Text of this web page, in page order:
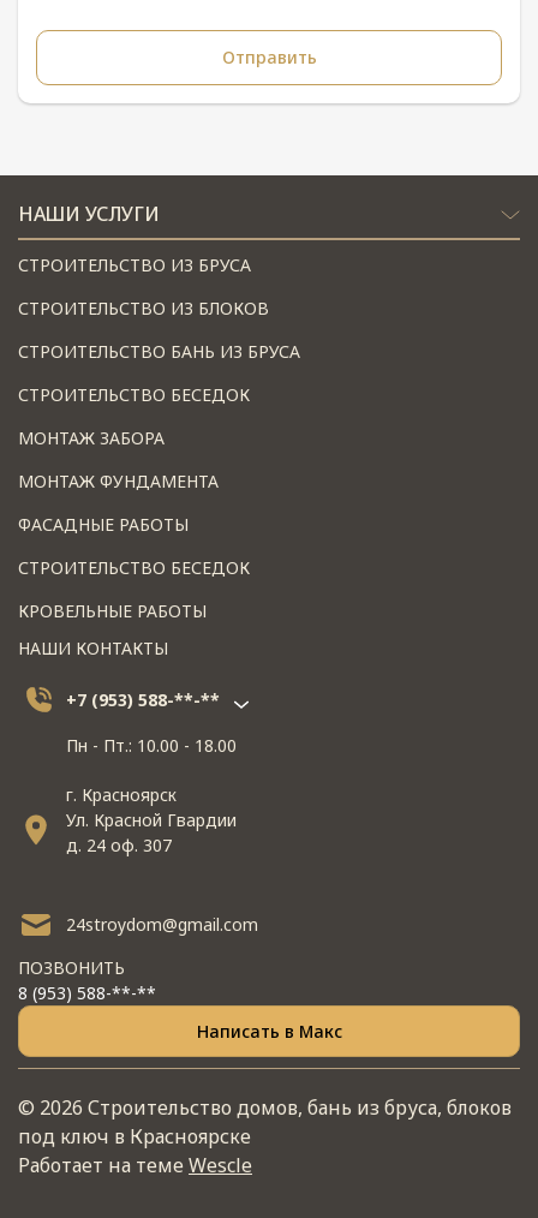
НАШИ УСЛУГИ
СТРОИТЕЛЬСТВО ИЗ БРУСА
СТРОИТЕЛЬСТВО ИЗ БЛОКОВ
СТРОИТЕЛЬСТВО БАНЬ ИЗ БРУСА
СТРОИТЕЛЬСТВО БЕСЕДОК
МОНТАЖ ЗАБОРА
МОНТАЖ ФУНДАМЕНТА
ФАСАДНЫЕ РАБОТЫ
СТРОИТЕЛЬСТВО БЕСЕДОК
КРОВЕЛЬНЫЕ РАБОТЫ
НАШИ КОНТАКТЫ
+7 (953) 588-**-**
Пн - Пт.: 10.00 - 18.00
г. Красноярск
Ул. Красной Гвардии
д. 24 оф. 307
24stroydom@gmail.com
ПОЗВОНИТЬ
8 (953) 588-**-**
Написать в Макс
© 2026 Строительство домов, бань из бруса, блоков
под ключ в Красноярске
Работает на темеWescle